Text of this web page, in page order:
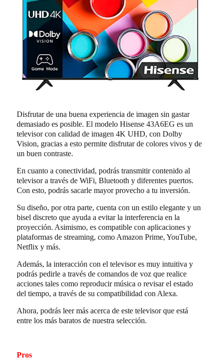
Disfrutar de una buena experiencia de imagen sin gastar
demasiado es posible. El modelo Hisense 43A6EG es un
televisor con calidad de imagen 4K UHD, con Dolby
Vision, gracias a esto permite disfrutar de colores vivos y de
un buen contraste.
En cuanto a conectividad, podrás transmitir contenido al
televisor a través de WiFi, Bluetooth y diferentes puertos.
Con esto, podrás sacarle mayor provecho a tu inversión.
Su diseño, por otra parte, cuenta con un estilo elegante y un
bisel discreto que ayuda a evitar la interferencia en la
proyección. Asimismo, es compatible con aplicaciones y
plataformas de streaming, como Amazon Prime, YouTube,
Netflix y más.
Además, la interacción con el televisor es muy intuitiva y
podrás pedirle a través de comandos de voz que realice
acciones tales como reproducir música o revisar el estado
del tiempo, a través de su compatibilidad con Alexa.
Ahora, podrás leer más acerca de este televisor que está
entre los más baratos de nuestra selección.
Pros